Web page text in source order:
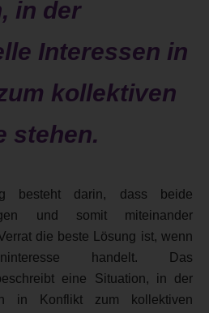
in der
Interessen in
kollektiven
stehen.
besteht darin, dass beide
und somit miteinander
die beste Lösung ist, wenn
handelt. Das
eine Situation, in der
in Konflikt zum kollektiven